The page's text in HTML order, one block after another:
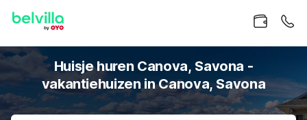
Huisje huren Canova, Savona -
vakantiehuizen in Canova, Savona